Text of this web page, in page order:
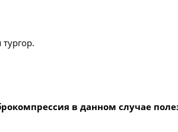
в данном случае